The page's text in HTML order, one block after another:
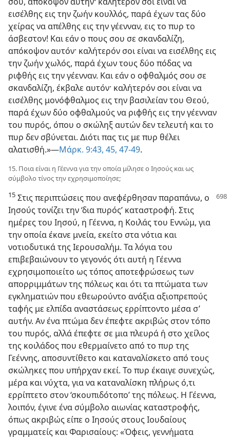
εισέλθης εις την ζωήν κουλλός, παρά έχων τας δύο
χείρας να απέλθης εις την γέενναν, εις το πυρ το
άσβεστον! Και εάν ο πους σου σε σκανδαλίζη,
απόκοψον αυτόν· καλήτερόν σοι είναι να εισέλθης εις
την ζωήν χωλός, παρά έχων τους δύο πόδας να
ριφθής εις την γέενναν. Και εάν ο οφθαλμός σου σε
σκανδαλίζη, έκβαλε αυτόν· καλήτερόν σοι είναι να
εισέλθης μονόφθαλμος εις την βασιλείαν του Θεού,
παρά έχων δύο οφθαλμούς να ριφθής εις την γέενναν
του πυρός, όπου ο σκώληξ αυτών δεν τελευτή και το
πυρ δεν σβύνεται. Διότι πας τις με πυρ θέλει
αλατισθή.»—Μάρκ. 9:43, 45, 47-49.
15. Ποια είναι η Γέεννα για την οποία μίλησε ο Ιησούς και ως
σύμβολο τίνος την εχρησιμοποίησε;
15 Στις περιπτώσεις που ανεφέρθησαν παραπάνω, ο
Ιησούς τονίζει την ‘δια πυρός’ καταστροφή. Στις
ημέρες του Ιησού, η Γέεννα, η Κοιλάς του Εννώμ, για
την οποία έκανε μνεία, εκείτο στα νότια και
νοτιοδυτικά της Ιερουσαλήμ. Τα λόγια του
επιβεβαιώνουν το γεγονός ότι αυτή η Γέεννα
εχρησιμοποιείτο ως τόπος αποτεφρώσεως των
απορριμμάτων της πόλεως και ότι τα πτώματα των
εγκληματιών που εθεωρούντο ανάξια αξιοπρεπούς
ταφής με ελπίδα αναστάσεως ερρίπτοντο μέσα σ’
αυτήν. Αν ένα πτώμα δεν έπεφτε ακριβώς στον τόπο
του πυρός, αλλά έπεφτε σε μια πλευρά ή στο χείλος
της κοιλάδος που εθερμαίνετο από το πυρ της
Γεέννης, αποσυντίθετο και καταναλίσκετο από τους
σκώληκες που υπήρχαν εκεί. Το πυρ έκαιγε συνεχώς,
μέρα και νύχτα, για να καταναλίσκη πλήρως ό,τι
ερρίπτετο στον ‘σκουπιδότοπο’ της πόλεως. Η Γέεννα,
λοιπόν, έγινε ένα σύμβολο αιωνίας καταστροφής,
όπως ακριβώς είπε ο Ιησούς στους Ιουδαίους
γραμματείς και Φαρισαίους: «Όφεις, γεννήματα